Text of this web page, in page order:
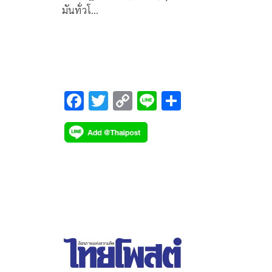
มันทั่วโ…
F
ac
e
T
wi
tt
C
o
p
Li